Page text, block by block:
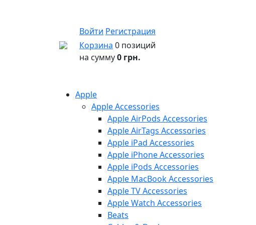
Войти Регистрация
Корзина 0 позиций
на сумму0 грн.
Apple
Apple Accessories
Apple AirPods Accessories
Apple AirTags Accessories
Apple iPad Accessories
Apple iPhone Accessories
Apple iPods Accessories
Apple MacBook Accessories
Apple TV Accessories
Apple Watch Accessories
Beats